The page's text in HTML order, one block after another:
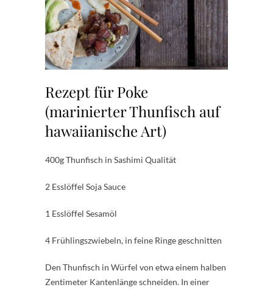
Rezept für Poke
(marinierter Thunfisch auf
hawaiianische Art)
400g Thunfisch in Sashimi Qualität
2 Esslöffel Soja Sauce
1 Esslöffel Sesamöl
4 Frühlingszwiebeln, in feine Ringe geschnitten
Den Thunfisch in Würfel von etwa einem halben
Zentimeter Kantenlänge schneiden. In einer